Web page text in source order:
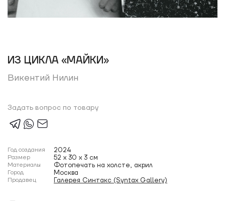
ИЗ ЦИКЛА «МАЙКИ»
Викентий Нилин
Задать вопрос по товару
Год создания 2024
Размер 52 x 30 x 3 см
Материалы Фотопечать на холсте, акрил
Город Москва
Продавец Галерея Синтакс (Syntax Gallery)